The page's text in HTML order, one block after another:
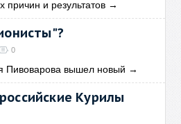
причин и результатов →
0
Пивоварова вышел новый →
Курилы